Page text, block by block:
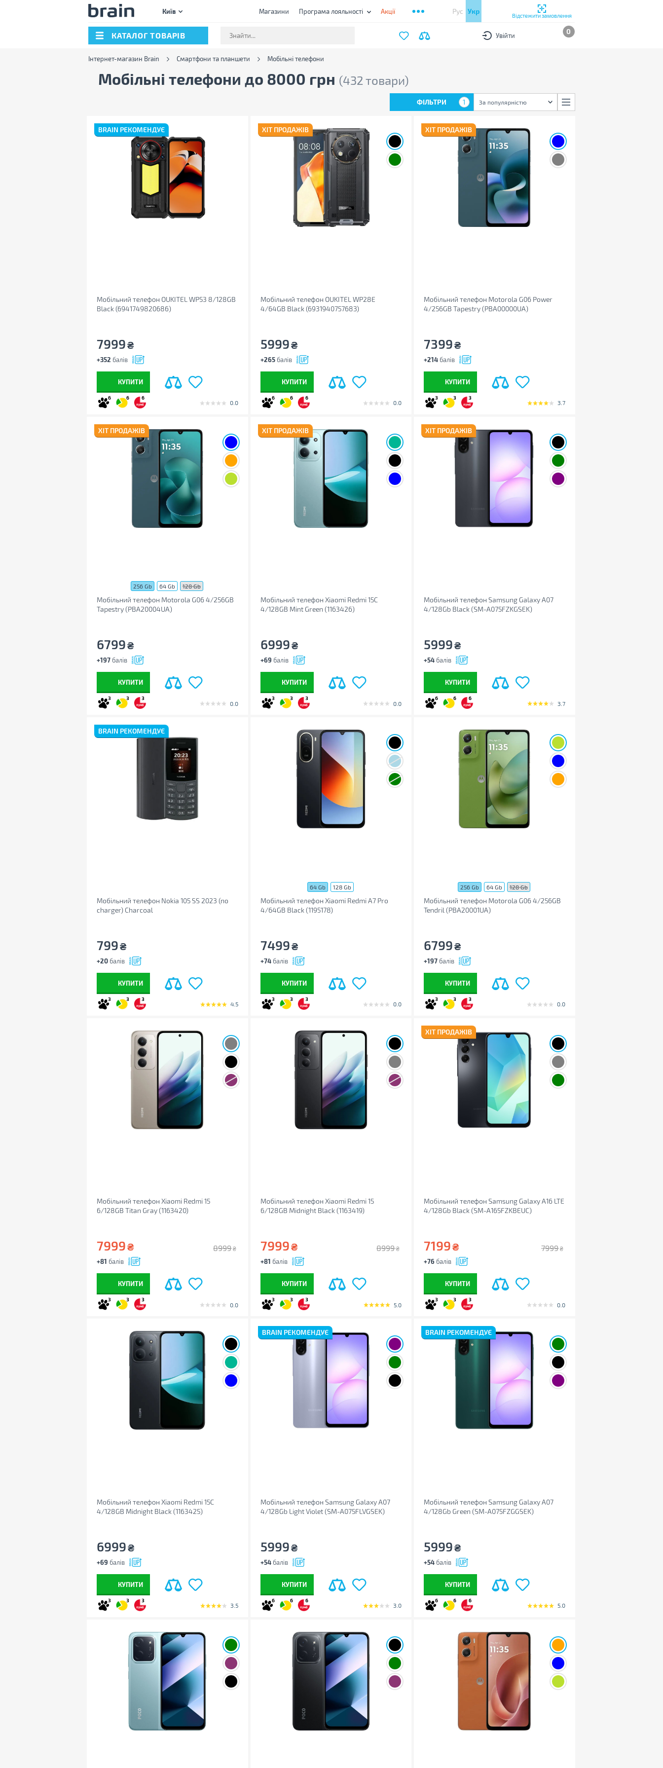
Київ Магазини Програма лояльності Акції Рус Укр
Відстежити замовлення
КАТАЛОГ ТОВАРІВ Увійти 0
Інтернет-магазин Brain Смартфони та планшети Мобільні телефони
Мобільні телефони до 8000 грн (432 товари)
ФІЛЬТРИ 1 За популярністю
BRAIN РЕКОМЕНДУЄ
Мобільний телефон OUKITEL WP53 8/128GB
Black (6941749820686)
7999₴
+352 балів
КУПИТИ
6 6 6
0.0
ХІТ ПРОДАЖІВ
Мобільний телефон OUKITEL WP28E
4/64GB Black (6931940757683)
5999₴
+265балів
КУПИТИ
6 6 6
0.0
ХІТ ПРОДАЖІВ
Мобільний телефон Motorola G06 Power
4/256GB Tapestry (PBA00000UA)
7399₴
+214 балів
КУПИТИ
3 3 3
3.7
ХІТ ПРОДАЖІВ
256 Gb 64 Gb 128 Gb
Мобільний телефон Motorola G06 4/256GB
Tapestry (PBA20004UA)
6799₴
+197 балів
КУПИТИ
3 3 3
0.0
ХІТ ПРОДАЖІВ
Мобільний телефон Xiaomi Redmi 15C
4/128GB Mint Green (1163426)
6999₴
+69 балів
КУПИТИ
3 3 3
0.0
ХІТ ПРОДАЖІВ
Мобільний телефон Samsung Galaxy A07
4/128Gb Black (SM-A075FZKGSEK)
5999₴
+54 балів
КУПИТИ
6 6 6
3.7
BRAIN РЕКОМЕНДУЄ
Мобільний телефон Nokia 105 SS 2023 (no
charger) Charcoal
799₴
+20 балів
КУПИТИ
3 3 3
4.5
64 Gb 128 Gb
Мобільний телефон Xiaomi Redmi A7 Pro
4/64GB Black (1195178)
7499₴
+74балів
КУПИТИ
3 3 3
0.0
256 Gb 64 Gb 128 Gb
Мобільний телефон Motorola G06 4/256GB
Tendril (PBA20001UA)
6799₴
+197 балів
КУПИТИ
3 3 3
0.0
Мобільний телефон Xiaomi Redmi 15
6/128GB Titan Gray (1163420)
7999₴ 8999 ₴
+81 балів
КУПИТИ
3 3 3
0.0
Мобільний телефон Xiaomi Redmi 15
6/128GB Midnight Black (1163419)
7999₴ 8999 ₴
+81 балів
КУПИТИ
3 3 3
5.0
ХІТ ПРОДАЖІВ
Мобільний телефон Samsung Galaxy A16 LTE
4/128Gb Black (SM-A165FZKBEUC)
7199₴ 7999 ₴
+76 балів
КУПИТИ
3 3 3
0.0
Мобільний телефон Xiaomi Redmi 15C
4/128GB Midnight Black (1163425)
6999₴
+69 балів
КУПИТИ
3 3 3
3.5
BRAIN РЕКОМЕНДУЄ
Мобільний телефон Samsung Galaxy A07
4/128Gb Light Violet (SM-A075FLVGSEK)
5999₴
+54балів
КУПИТИ
6 6 6
3.0
BRAIN РЕКОМЕНДУЄ
Мобільний телефон Samsung Galaxy A07
4/128Gb Green (SM-A075FZGGSEK)
5999₴
+54 балів
КУПИТИ
6 6 6
5.0